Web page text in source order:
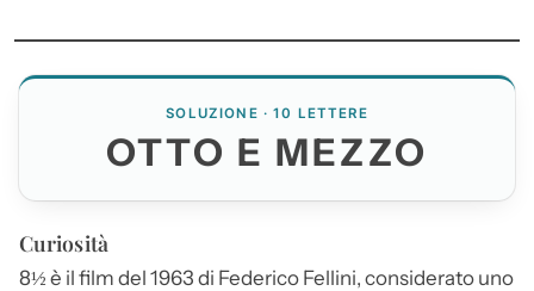
SOLUZIONE · 10 LETTERE
OTTO E MEZZO
Curiosità
8½ è il film del 1963 di Federico Fellini, considerato uno